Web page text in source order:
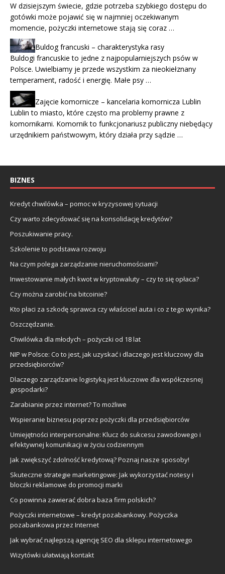
W dzisiejszym świecie, gdzie potrzeba szybkiego dostępu do
gotówki może pojawić się w najmniej oczekiwanym
momencie, pożyczki internetowe stają się coraz …
Buldog francuski – charakterystyka rasy
Buldogi francuskie to jedne z najpopularniejszych psów w
Polsce. Uwielbiamy je przede wszystkim za nieokiełznany
temperament, radość i energię. Małe psy …
Zajęcie komornicze – kancelaria komornicza Lublin
Lublin to miasto, które często ma problemy prawne z
komornikami. Komornik to funkcjonariusz publiczny niebędący
urzędnikiem państwowym, który działa przy sądzie …
BIZNES
Kredyt chwilówka – pomoc w kryzysowej sytuacji
Czy warto zdecydować się na konsolidację kredytów?
Poszukiwanie pracy.
Szkolenie to podstawa rozwoju
Na czym polega zarządzanie nieruchomościami?
Inwestowanie małych kwot w kryptowaluty – czy to się opłaca?
Czy można zarobić na bitcoinie?
Kto płaci za szkodę sprawca czy właściciel auta i co z tego wynika?
Oszczędzanie.
Chwilówka dla młodych – pożyczki od 18 lat
NIP w Polsce: Co to jest, jak uzyskać i dlaczego jest kluczowy dla
przedsiębiorców?
Dlaczego zarządzanie logistyką jest kluczowe dla współczesnej
gospodarki?
Zarabianie przez internet? To możliwe
Wspieranie biznesu poprzez pożyczki dla przedsiębiorców
Umiejętności interpersonalne: Klucz do sukcesu zawodowego i
efektywnej komunikacji w życiu codziennym
Jak zwiększyć zdolność kredytową? Poznaj nasze sposoby!
Skuteczne strategie marketingowe: Jak wykorzystać notesy i
bloczki reklamowe do promocji marki
Co powinna zawierać dobra baza firm polskich?
Pożyczki internetowe – kredyt pozabankowy. Pożyczka
pozabankowa przez Internet
Jak wybrać najlepszą agencję SEO dla sklepu internetowego
Wizytówki ułatwiają kontakt